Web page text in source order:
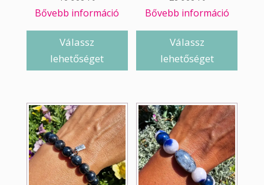
Bővebb információ
Válassz
lehetőséget
Bővebb információ
Válassz
lehetőséget